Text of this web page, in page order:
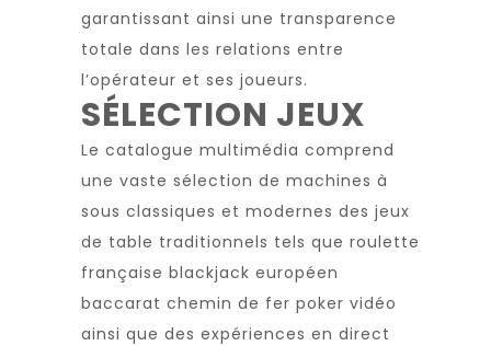
garantissant ainsi une transparence
totale dans les relations entre
l’opérateur et ses joueurs.
SÉLECTION JEUX
Le catalogue multimédia comprend
une vaste sélection de machines à
sous classiques et modernes des jeux
de table traditionnels tels que roulette
française blackjack européen
baccarat chemin de fer poker vidéo
ainsi que des expériences en direct